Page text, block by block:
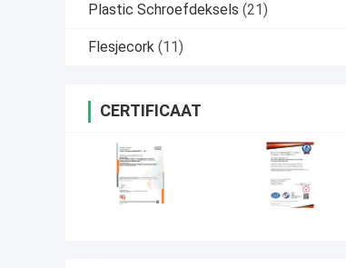
Plastic Schroefdeksels (21)
Flesjecork (11)
CERTIFICAAT